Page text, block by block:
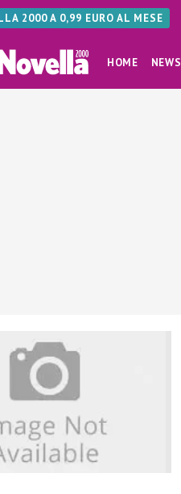
2000 A 0,99 EURO AL MESE
HOME NEWS